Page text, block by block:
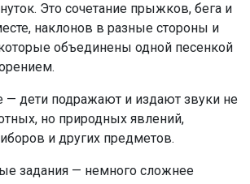
Это сочетание прыжков, бега и
наклонов в разные стороны и
объединены одной песенкой
— дети подражают и издают звуки не
но природных явлений,
и других предметов.
задания — немного сложнее